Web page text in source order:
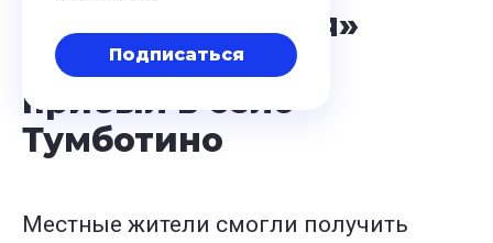
«Поезд здоровья»
имени Королева
прибыл в село
Тумботино
Местные жители смогли получить
Подписаться